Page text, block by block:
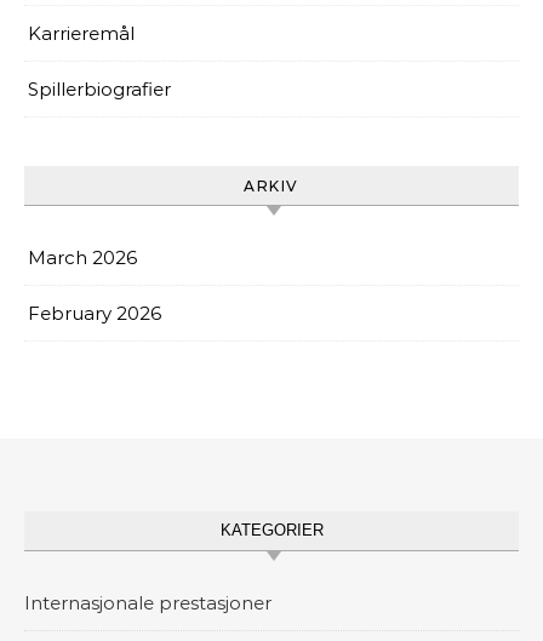
Karrieremål
Spillerbiografier
ARKIV
March 2026
February 2026
KATEGORIER
Internasjonale prestasjoner